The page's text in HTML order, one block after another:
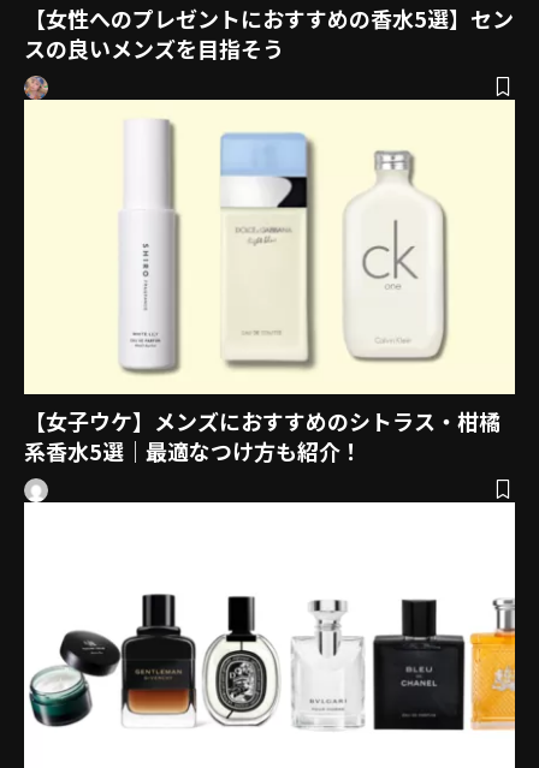
【女性へのプレゼントにおすすめの香水5選】セン
スの良いメンズを目指そう
【女子ウケ】メンズにおすすめのシトラス・柑橘
系香水5選｜最適なつけ方も紹介！